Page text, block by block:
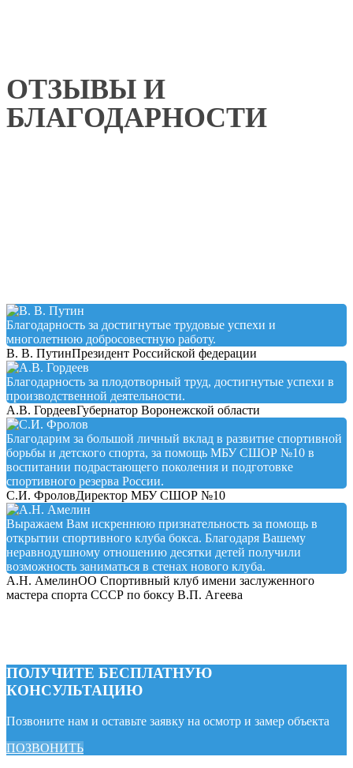
ОТЗЫВЫ И
БЛАГОДАРНОСТИ
Благодарность за достигнутые трудовые успехи и
многолетнюю добросовестную работу.
В. В. ПутинПрезидент Российской федерации
Благодарность за плодотворный труд, достигнутые успехи в
производственной деятельности.
А.В. ГордеевГубернатор Воронежской области
Благодарим за большой личный вклад в развитие спортивной
борьбы и детского спорта, за помощь МБУ СШОР №10 в
воспитании подрастающего поколения и подготовке
спортивного резерва России.
С.И. ФроловДиректор МБУ СШОР №10
Выражаем Вам искреннюю признательность за помощь в
открытии спортивного клуба бокса. Благодаря Вашему
неравнодушному отношению десятки детей получили
возможность заниматься в стенах нового клуба.
А.Н. АмелинОО Спортивный клуб имени заслуженного
мастера спорта СССР по боксу В.П. Агеева
ПОЛУЧИТЕ БЕСПЛАТНУЮ
КОНСУЛЬТАЦИЮ
Позвоните нам и оставьте заявку на осмотр и замер объекта
ПОЗВОНИТЬ